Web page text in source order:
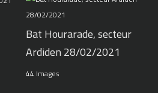
Bat Hourarade, secteur
Ardiden 28/02/2021
44 Images